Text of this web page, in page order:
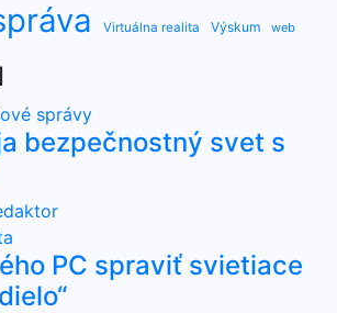
Virtuálna realita Výskum web
správy
bezpečnostný svet s
PC spraviť svietiace